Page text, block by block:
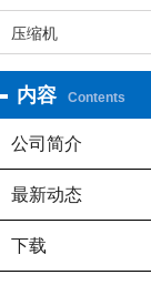
压缩机
内容 Contents
公司简介
最新动态
下载